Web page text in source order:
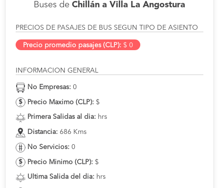
Buses de Chillán a Villa La Angostura
PRECIOS DE PASAJES DE BUS SEGUN TIPO DE ASIENTO
Precio promedio pasajes (CLP): $ 0
INFORMACION GENERAL
No Empresas: 0
Precio Maximo (CLP): $
Primera Salidas al dia: hrs
Distancia: 686 Kms
No Servicios: 0
Precio Minimo (CLP): $
Ultima Salida del dia: hrs